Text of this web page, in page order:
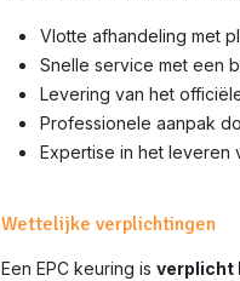
Vlotte afhandeling met
Snelle service met een
Levering van het
Professionele aanpak
Expertise in het leveren
Wettelijke verplichtingen
Een EPC keuring is verplicht